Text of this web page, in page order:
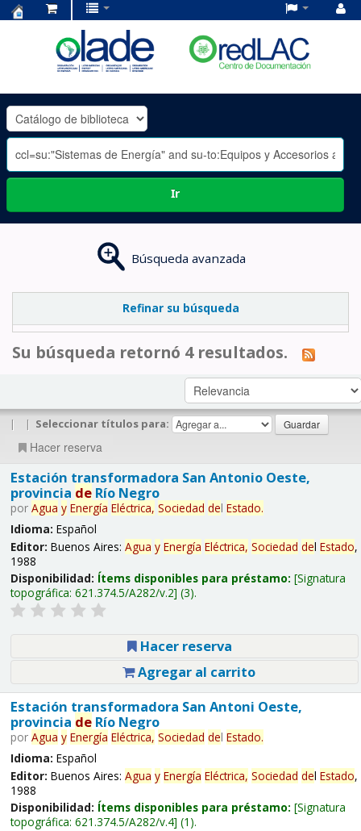
OLADE
-
Ir
Búsqueda avanzada
Refinar su búsqueda
Su búsqueda retornó 4 resultados.
| | Seleccionar títulos para:
Hacer reserva
Estación transformadora San Antonio Oeste,
provincia deRío Negro
por Agua y Energía Eléctrica, Sociedad del Estado.
Idioma: Español
Editor: Buenos Aires: Agua y Energía Eléctrica, Sociedad del Estado,
1988
Disponibilidad: Ítems disponibles para préstamo: Signatura
topográfica: 621.374.5/A282/v.2 (3).
Hacer reserva
Agregar al carrito
Estación transformadora San Antoni Oeste,
provincia deRío Negro
por Agua y Energía Eléctrica, Sociedad del Estado.
Idioma: Español
Editor: Buenos Aires: Agua y Energía Eléctrica, Sociedad del Estado,
1988
Disponibilidad: Ítems disponibles para préstamo: Signatura
topográfica: 621.374.5/A282/v.4 (1).